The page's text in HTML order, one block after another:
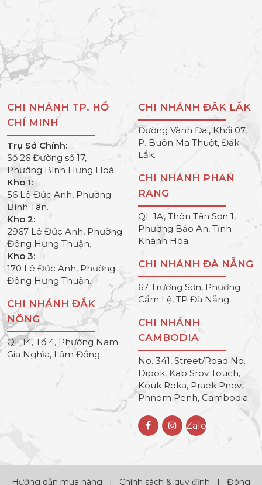
CHI NHÁNH TP. HỒ
CHÍ MINH
Trụ Sở Chính:
Số 26 Đường số 17,
Phường Bình Hưng Hoà.
Kho 1:
56 Lê Đức Anh, Phường
Bình Tân.
Kho 2:
2967 Lê Đức Anh, Phường
Đông Hưng Thuận.
Kho 3:
170 Lê Đức Anh, Phường
Đông Hưng Thuận.
CHI NHÁNH ĐẮK
NÔNG
QL 14, Tổ 4, Phường Nam
Gia Nghĩa, Lâm Đồng.
CHI NHÁNH ĐĂK LĂK
Đường Vành Đai, Khối 07,
P. Buôn Ma Thuột, Đắk
Lắk.
CHI NHÁNH PHAN
RANG
QL 1A, Thôn Tân Sơn 1,
Phường Bảo An, Tỉnh
Khánh Hòa.
CHI NHÁNH ĐÀ NẴNG
67 Trường Sơn, Phường
Cẩm Lệ, TP Đà Nẵng.
CHI NHÁNH
CAMBODIA
No. 341, Street/Road No.
Dipok, Kab Srov Touch,
Kouk Roka, Praek Pnov,
Phnom Penh, Cambodia
Zalo
Hướng dẫn mua hàng | Chính sách & quy định | Đóng